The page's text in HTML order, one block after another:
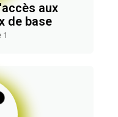
aux
de base
1